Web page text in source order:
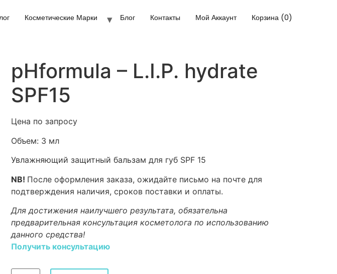
Косметические Марки Блог Контакты Мой Аккаунт Корзина (0)
pHformula – L.I.P. hydrate
SPF15
Цена по запросу
Объем: 3 мл
Увлажняющий защитный бальзам для губ SPF 15
NB! После оформления заказа, ожидайте письмо на почте для
подтверждения наличия, сроков поставки и оплаты.
Для достижения наилучшего результата, обязательна
предварительная консультация косметолога по использованию
данного средства!
Получить консультацию